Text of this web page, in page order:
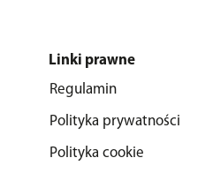
Linki prawne
Regulamin
Polityka prywatności
Polityka cookie